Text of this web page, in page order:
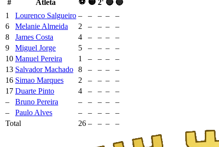
# Atleta 2' 🔴 🔵
1
Lourenco Salgueiro – – – –
–
6
Melanie Almeida 2 – – –
–
8
James Costa 4 – – –
–
9
Miguel Jorge 5 – – –
–
10 Manuel Pereira 1 – – –
–
13 Salvador Machado 8 – – –
–
16 Simao Marques 2 – – –
–
17 Duarte Pinto 4 – – –
–
–
Bruno Pereira – – – –
–
–
Paulo Alves – – – –
–
Total
26 – – – –